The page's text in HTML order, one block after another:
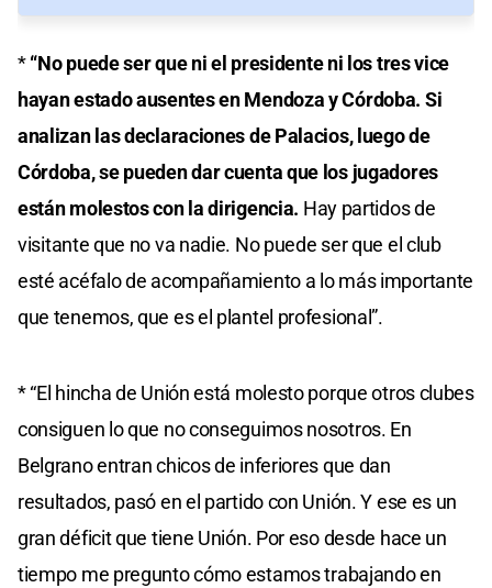
*“No puede ser que ni el presidente ni los tres vice
hayan estado ausentes en Mendoza y Córdoba. Si
analizan las declaraciones de Palacios, luego de
Córdoba, se pueden dar cuenta que los jugadores
están molestos con la dirigencia. Hay partidos de
visitante que no va nadie. No puede ser que el club
esté acéfalo de acompañamiento a lo más importante
que tenemos, que es el plantel profesional”.
* “El hincha de Unión está molesto porque otros clubes
consiguen lo que no conseguimos nosotros. En
Belgrano entran chicos de inferiores que dan
resultados, pasó en el partido con Unión. Y ese es un
gran déficit que tiene Unión. Por eso desde hace un
tiempo me pregunto cómo estamos trabajando en